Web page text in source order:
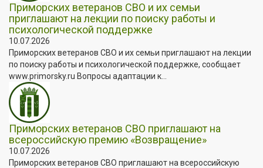
Приморских ветеранов СВО и их семьи
приглашают на лекции по поиску работы и
психологической поддержке
10.07.2026
Приморских ветеранов СВО и их семьи приглашают на лекции
по поиску работы и психологической поддержке, сообщает
www.primorsky.ru Вопросы адаптации к...
Приморских ветеранов СВО приглашают на
всероссийскую премию «Возвращение»
10.07.2026
Приморских ветеранов СВО приглашают на всероссийскую